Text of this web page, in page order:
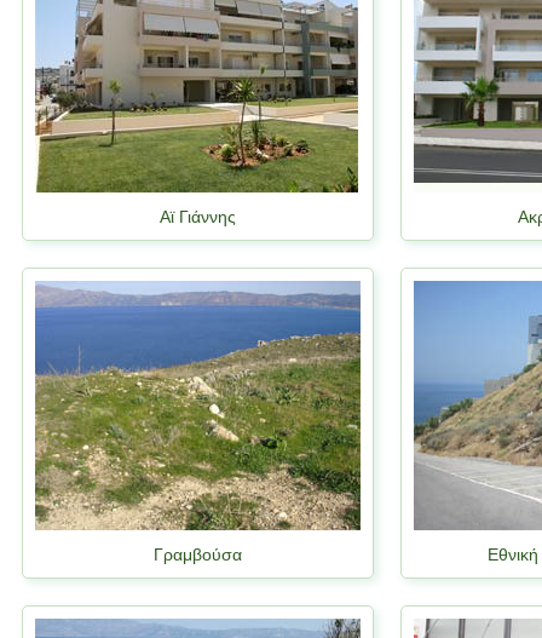
Αϊ Γιάννης
Γραμβούσα